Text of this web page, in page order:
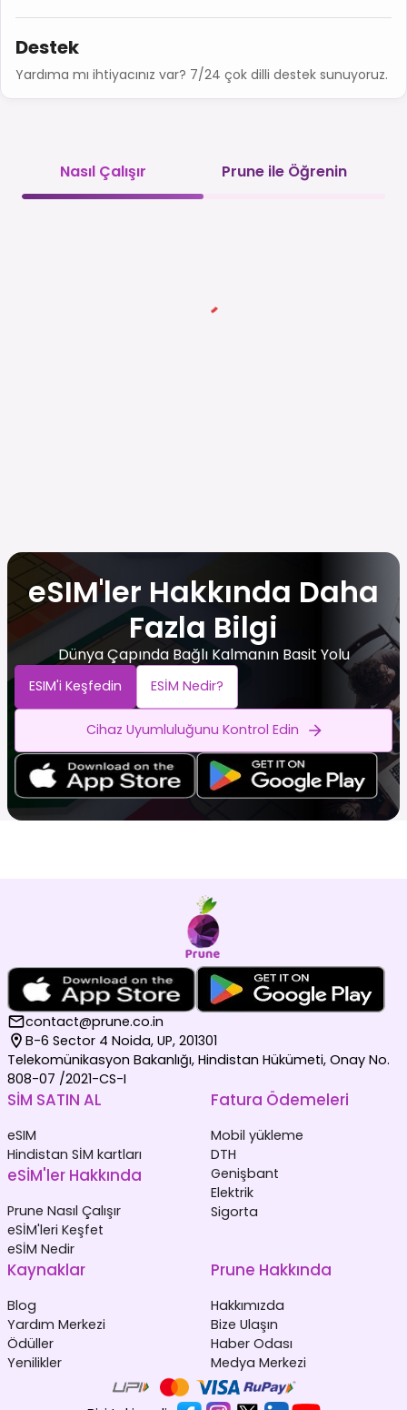
Destek
Yardıma mı ihtiyacınız var? 7/24 çok dilli destek sunuyoruz.
Nasıl Çalışır Prune ile Öğrenin
eSIM'ler Hakkında Daha
Fazla Bilgi
Dünya Çapında Bağlı Kalmanın Basit Yolu
ESIM'i Keşfedin ESİM Nedir?
Cihaz Uyumluluğunu Kontrol Edin
contact@prune.co.in
B-6 Sector 4 Noida, UP, 201301
Telekomünikasyon Bakanlığı, Hindistan Hükümeti, Onay No.
808-07 /2021-CS-I
SİM SATIN AL
eSIM
Hindistan SİM kartları
eSİM'ler Hakkında
Prune Nasıl Çalışır
eSİM'leri Keşfet
eSİM Nedir
Fatura Ödemeleri
Mobil yükleme
DTH
Genişbant
Elektrik
Sigorta
Kaynaklar
Blog
Yardım Merkezi
Ödüller
Yenilikler
Prune Hakkında
Hakkımızda
Bize Ulaşın
Haber Odası
Medya Merkezi